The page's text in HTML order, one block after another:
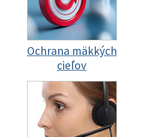
Ochrana mäkkých
cieľov